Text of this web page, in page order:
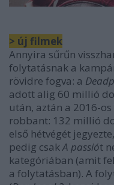
> új filmek
Annyira sűrűn
folytatásnak a
rövidre fogva: a
adott alig 60 millió
után, aztán a 2016-
robbant: 132 millió
első hétvégét
pedig csakA passiót
kategóriában (amit
a folytatásban). A